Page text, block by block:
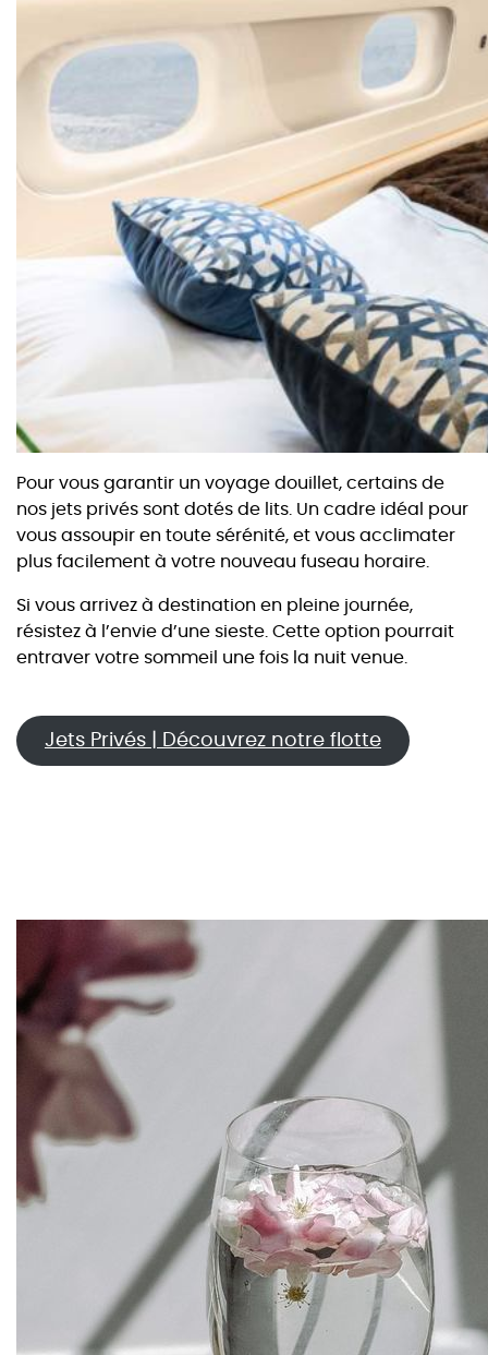
Pour vous garantir un voyage douillet, certains de
nos jets privés sont dotés de lits. Un cadre idéal pour
vous assoupir en toute sérénité, et vous acclimater
plus facilement à votre nouveau fuseau horaire.
Si vous arrivez à destination en pleine journée,
résistez à l’envie d’une sieste. Cette option pourrait
entraver votre sommeil une fois la nuit venue.
Jets Privés | Découvrez notre flotte